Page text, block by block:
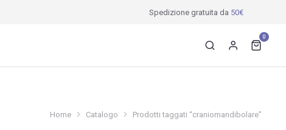
Spedizione gratuita da 50€
0
Home Catalogo Prodotti taggati “craniomandibolare”